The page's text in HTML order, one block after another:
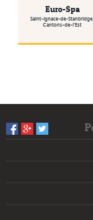
Euro-Spa
Saint-Ignace-de-Stanbridge,
Cantons-de-l'Est